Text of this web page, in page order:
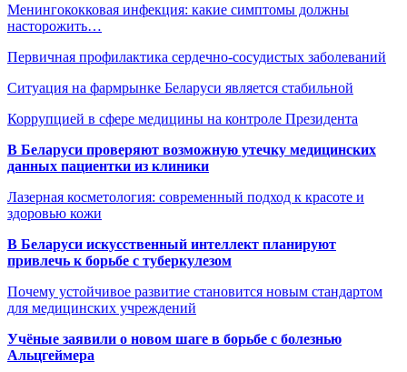
Менингококковая инфекция: какие симптомы должны
насторожить…
Первичная профилактика сердечно-сосудистых заболеваний
Ситуация на фармрынке Беларуси является стабильной
Коррупцией в сфере медицины на контроле Президента
В Беларуси проверяют возможную утечку медицинских
данных пациентки из клиники
Лазерная косметология: современный подход к красоте и
здоровью кожи
В Беларуси искусственный интеллект планируют
привлечь к борьбе с туберкулезом
Почему устойчивое развитие становится новым стандартом
для медицинских учреждений
Учёные заявили о новом шаге в борьбе с болезнью
Альцгеймера